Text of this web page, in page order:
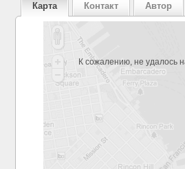
Карта Контакт Автор
К сожалению, не удалось